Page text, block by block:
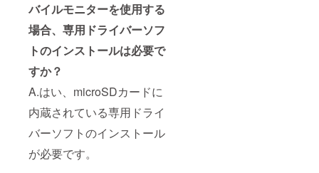
バイルモニターを使用する
場合、専用ドライバーソフ
トのインストールは必要で
すか？
A.はい、microSDカードに
内蔵されている専用ドライ
バーソフトのインストール
が必要です。